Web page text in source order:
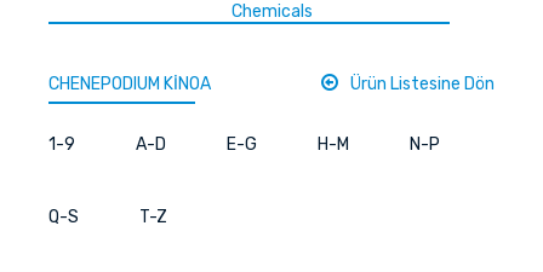
Chemicals
CHENEPODIUM KİNOA Ürün Listesine Dön
1-9 A-D E-G H-M N-P
Q-S T-Z